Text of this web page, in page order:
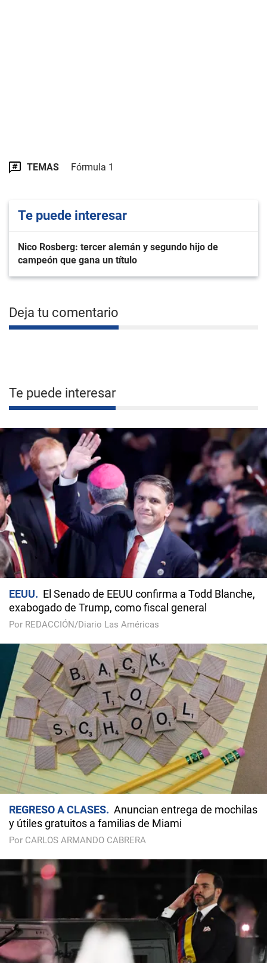
TEMAS Fórmula 1
Te puede interesar
Nico Rosberg: tercer alemán y segundo hijo de
campeón que gana un título
Deja tu comentario
Te puede interesar
EEUU
El Senado de EEUU confirma a Todd Blanche,
exabogado de Trump, como fiscal general
Por REDACCIÓN/Diario Las Américas
REGRESO A CLASES
Anuncian entrega de mochilas
y útiles gratuitos a familias de Miami
Por CARLOS ARMANDO CABRERA